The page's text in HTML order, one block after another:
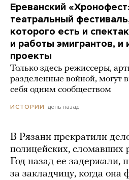
Ереванский
театральный
которого есть и
и работы эмигрантов, и
проекты
Только здесь режиссеры,
разделенные войной, могут
себя одним сообществом
ИСТОРИИ день назад
В Рязани прекратили
полицейских, сломавших
Год назад ее задержали,
за закладчицу, когда она